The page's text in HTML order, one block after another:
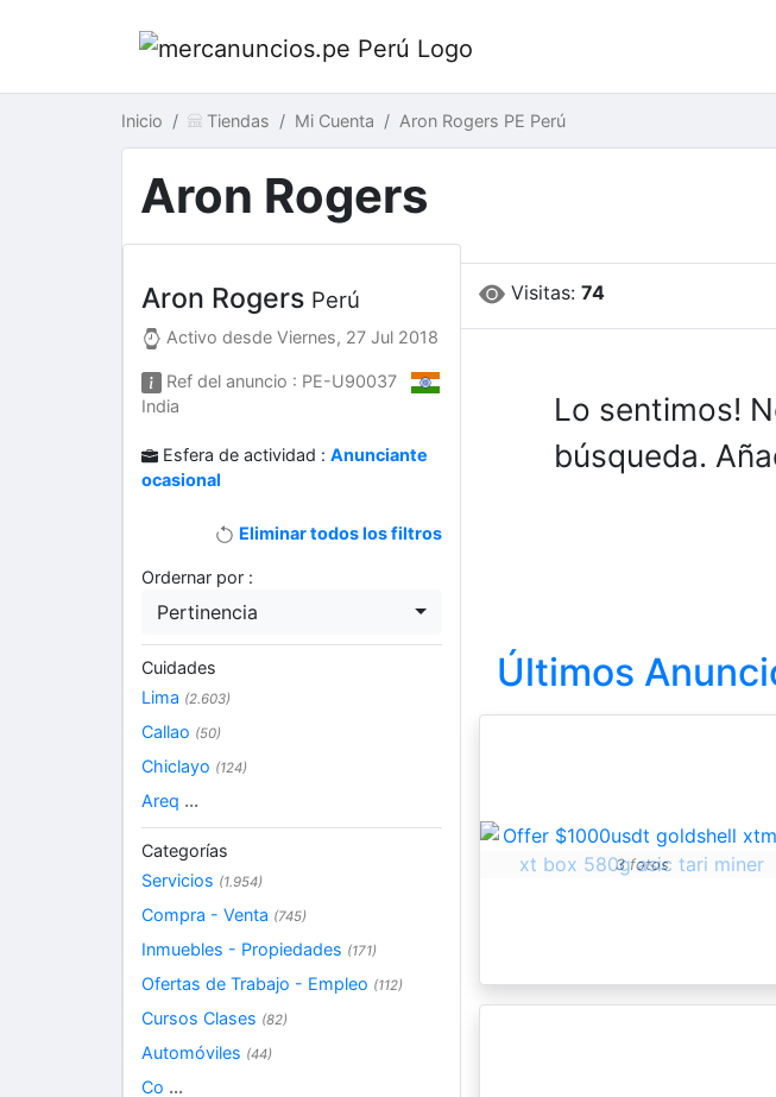
Inicio Tiendas Mi Cuenta Aron Rogers PE Perú
Aron Rogers
Visitas: 74
Lo sentimos!
búsqueda.
Últimos
3 fotos
Aron Rogers Perú
Activo desdeViernes, 27 Jul 2018
Ref del anuncio : PE-U90037
India
Esfera de actividad :Anunciante
ocasional
Eliminar todos los filtros
Ordernar por :
Pertinencia
Cuidades
Lima (2.603)
Callao (50)
Chiclayo (124)
Areq ...
Categorías
Servicios (1.954)
Compra - Venta (745)
Inmuebles - Propiedades (171)
Ofertas de Trabajo - Empleo (112)
Cursos Clases (82)
Automóviles (44)
Co ...